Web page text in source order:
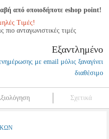
από οποιοδήποτε eshop point!
Τιμές!
ανταγωνιστικές τιμές
Εξαντλημένο
με email μόλις ξαναγίνει
διαθέσιμο
Σχετικά